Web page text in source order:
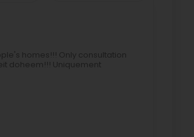
homes!!! Only consultation
doheem!!! Uniquement